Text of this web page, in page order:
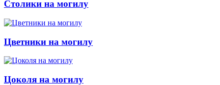
Столики на могилу
Цветники на могилу
Цоколя на могилу